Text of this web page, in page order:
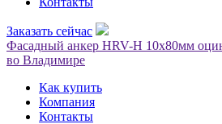
Заказать сейчас
Фасадный анкер HRV-H 10х80мм
во Владимире
Как купить
Компания
Контакты